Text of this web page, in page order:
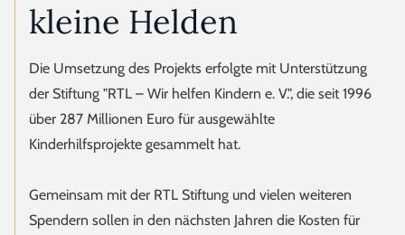
kleine Helden
Die Umsetzung des Projekts erfolgte mit Unterstützung
der Stiftung "RTL – Wir helfen Kindern e. V.", die seit 1996
über 287 Millionen Euro für ausgewählte
Kinderhilfsprojekte gesammelt hat.
Gemeinsam mit der RTL Stiftung und vielen weiteren
Spendern sollen in den nächsten Jahren die Kosten für